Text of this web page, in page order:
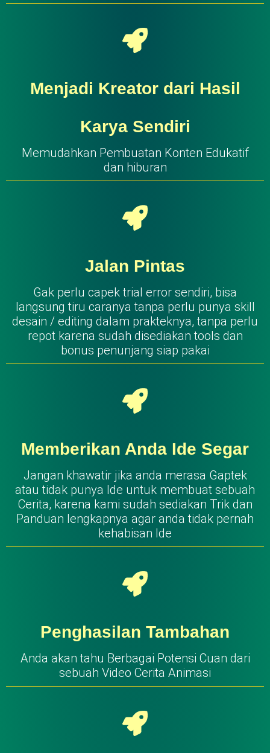
Menjadi Kreator dari Hasil
Karya Sendiri
Memudahkan Pembuatan Konten Edukatif
dan hiburan
Jalan Pintas
Gak perlu capek trial error sendiri, bisa
langsung tiru caranya tanpa perlu punya skill
desain / editing dalam prakteknya, tanpa perlu
repot karena sudah disediakan tools dan
bonus penunjang siap pakai
Memberikan Anda Ide Segar
Jangan khawatir jika anda merasa Gaptek
atau tidak punya Ide untuk membuat sebuah
Cerita, karena kami sudah sediakan Trik dan
Panduan lengkapnya agar anda tidak pernah
kehabisan Ide
Penghasilan Tambahan
Anda akan tahu Berbagai Potensi Cuan dari
sebuah Video Cerita Animasi